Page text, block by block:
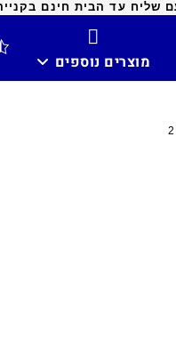
עד הבית חינם בקנייה מעל
מוצרים נוספים